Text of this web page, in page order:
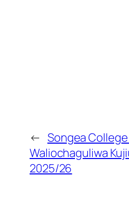
← Songea
Waliochaguliwa
2025/26